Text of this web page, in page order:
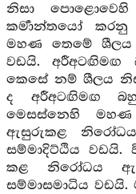
නිසා
කර්‍මාන්තයෝ
මහණ තෙමේ ශීලය
වඩයි.
කෙසේ නම් ශීලය
ද අරීඅටඟිමඟ
මෙසස්නෙහි
ඇසුරුකළ
සම්මාදිට්ඨිය
කළ නිරෝධය
සම්මාසමාධිය